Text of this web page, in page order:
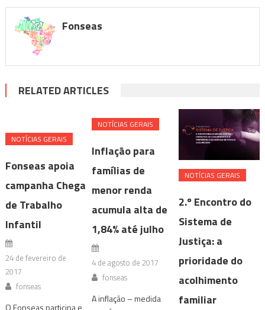
Fonseas
RELATED ARTICLES
NOTÍ­CIAS GERAIS
Fonseas apoia
campanha Chega
de Trabalho
Infantil
24 de fevereiro de
2017
fonseas
NOTÍ­CIAS GERAIS
Inflação para
famílias de
menor renda
acumula alta de
1,84% até julho
4 de agosto de 2017
fonseas
A inflação – medida
NOTÍ­CIAS GERAIS
2.º Encontro do
Sistema de
Justiça: a
prioridade do
acolhimento
familiar